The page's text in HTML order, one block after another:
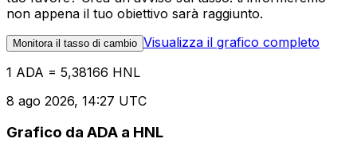
non appena il tuo obiettivo sarà raggiunto.
Monitora il tasso di cambio Visualizza il grafico completo
1 ADA = 5,38166 HNL
8 ago 2026, 14:27 UTC
Grafico da ADA a HNL